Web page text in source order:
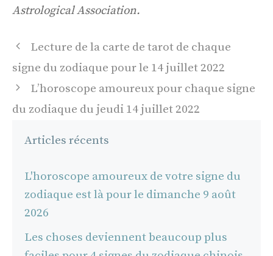
Astrological Association.
Navigation
des
Lecture de la carte de tarot de chaque
signe du zodiaque pour le 14 juillet 2022
L’horoscope amoureux pour chaque signe
du zodiaque du jeudi 14 juillet 2022
Articles récents
L'horoscope amoureux de votre signe du
zodiaque est là pour le dimanche 9 août
2026
Les choses deviennent beaucoup plus